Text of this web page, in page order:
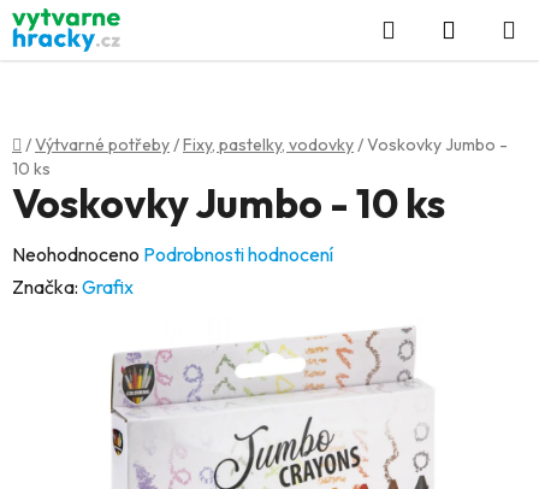
Přejít
na
obsah
Hledat
KOŠÍK
Domů
/Výtvarné potřeby/Fixy, pastelky, vodovky/Voskovky Jumbo -
10 ks
Voskovky Jumbo - 10 ks
Průměrné
hodnocení
Neohodnoceno Podrobnosti hodnocení
Značka: Grafix